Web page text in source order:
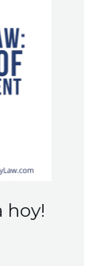
hoy!